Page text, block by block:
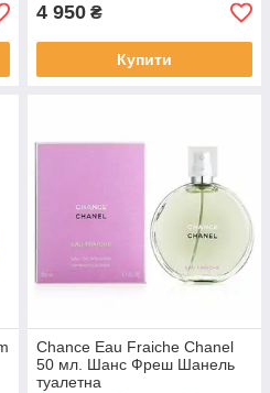
4 950 ₴
Купити
Chance Eau Fraiche Chanel
50 мл. Шанс Фреш Шанель
туалетна